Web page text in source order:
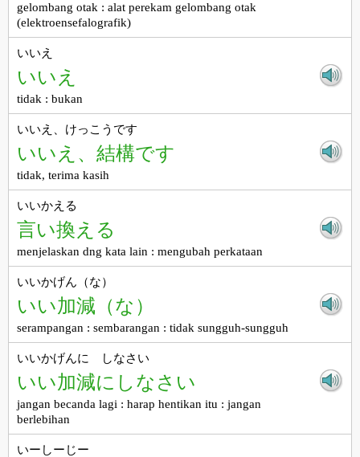
gelombang otak : alat perekam gelombang otak
(elektroensefalografik)
いいえ
いいえ
tidak : bukan
いいえ、けっこうです
いいえ、結構です
tidak, terima kasih
いいかえる
言い換える
menjelaskan dng kata lain : mengubah perkataan
いいかげん（な）
いい加減（な）
serampangan : sembarangan : tidak sungguh-sungguh
いいかげんに しなさい
いい加減にしなさい
jangan becanda lagi : harap hentikan itu : jangan
berlebihan
いーしーじー